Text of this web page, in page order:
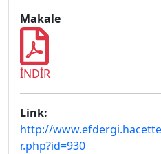
Makale
İNDİR
Link:
http://
r.php?id=930